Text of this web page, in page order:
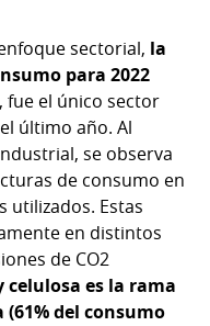
sectorial, la
para 2022
fue el único sector
último año. Al
se observa
de consumo en
utilizados. Estas
en distintos
de CO2
celulosa es la rama
del consumo